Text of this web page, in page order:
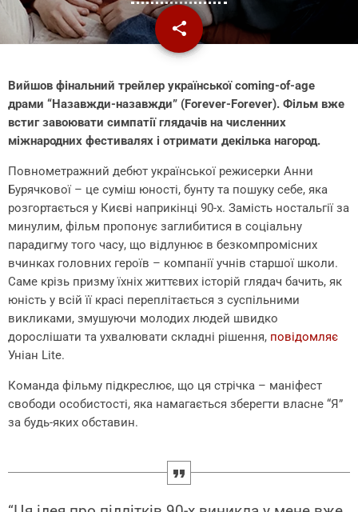
share
email
Вийшов фінальний трейлер української coming-of-age
драми “Назавжди-назавжди” (Forever-Forever). Фільм вже
встиг завоювати симпатії глядачів на численних
міжнародних фестивалях і отримати декілька нагород.
Повнометражний дебют української режисерки Анни
Бурячкової – це суміш юності, бунту та пошуку себе, яка
розгортається у Києві наприкінці 90-х. Замість ностальгії за
минулим, фільм пропонує заглибитися в соціальну
парадигму того часу, що відлунює в безкомпромісних
вчинках головних героїв – компанії учнів старшої школи.
Саме крізь призму їхніх життєвих історій глядач бачить, як
юність у всій її красі переплітається з суспільними
викликами, змушуючи молодих людей швидко
дорослішати та ухвалювати складні рішення, повідомляє
Уніан Lite.
Команда фільму підкреслює, що ця стрічка – маніфест
свободи особистості, яка намагається зберегти власне “Я”
за будь-яких обставин.